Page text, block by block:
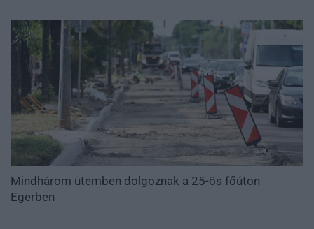
Mindhárom ütemben dolgoznak a 25-ös főúton
Egerben